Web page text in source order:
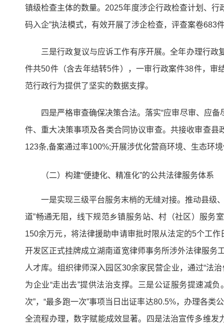
镇级检查主体的数量。2025年度涉企行政检查计划、
码入企”执法模式，有效开展了涉企检查，评查案卷683
三是行政复议与应诉工作有序开展。全年办理行
件共50件（含去年结转5件），一审行政案件38件，审
范行政行为提供了坚实的数据支撑。
四是严格审查确保决策合法。落实“应审尽审、应
件、重大决策事项及各类合同协议审查。共接收审查
123条,备案通过率100%;开展涉优化营商环境、生态环
（二）构建“便捷化、精准化”的公共法律服务体系
一是实现三级平台服务末梢的无缝对接。推动县级
道”畅通无阻，线下规范乡镇服务站、村（社区）服务
150余万元，将法律援助申请审批时限从法定的5个工
开发区正式挂牌成立湖南道宽律师事务所涉外法律服务
人才库。组织律师深入园区30余家民营企业，通过“法
为企业“走出去”提供法治支撑。三是公证服务提速减
次”，“最多跑一次”事项当日出证率达80.5%，办理各
全流程办理，数字赋能成效显著。四是法治宣传多维发